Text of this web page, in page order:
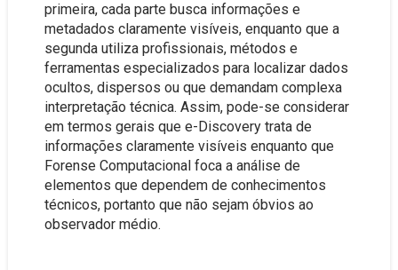
primeira, cada parte busca informações e
metadados claramente visíveis, enquanto que a
segunda utiliza profissionais, métodos e
ferramentas especializados para localizar dados
ocultos, dispersos ou que demandam complexa
interpretação técnica. Assim, pode-se considerar
em termos gerais que e-Discovery trata de
informações claramente visíveis enquanto que
Forense Computacional foca a análise de
elementos que dependem de conhecimentos
técnicos, portanto que não sejam óbvios ao
observador médio.